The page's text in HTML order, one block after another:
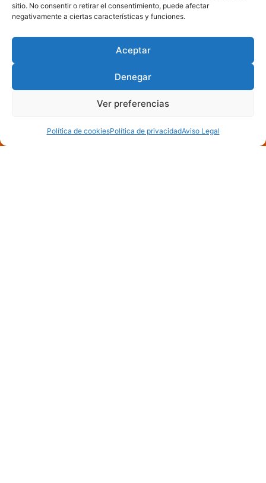
sitio. No consentir o retirar el consentimiento, puede afectar
negativamente a ciertas características y funciones.
Aceptar
Denegar
Ver preferencias
Política de cookiesPolítica de privacidadAviso Legal